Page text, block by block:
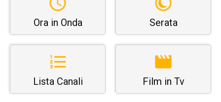
Ora in Onda Serata
Lista Canali Film in Tv